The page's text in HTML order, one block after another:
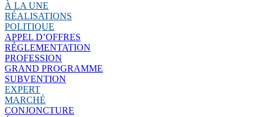
À LA UNE
RÉALISATIONS
POLITIQUE
APPEL D’OFFRES
RÉGLEMENTATION
PROFESSION
GRAND PROGRAMME
SUBVENTION
EXPERT
MARCHÉ
CONJONCTURE